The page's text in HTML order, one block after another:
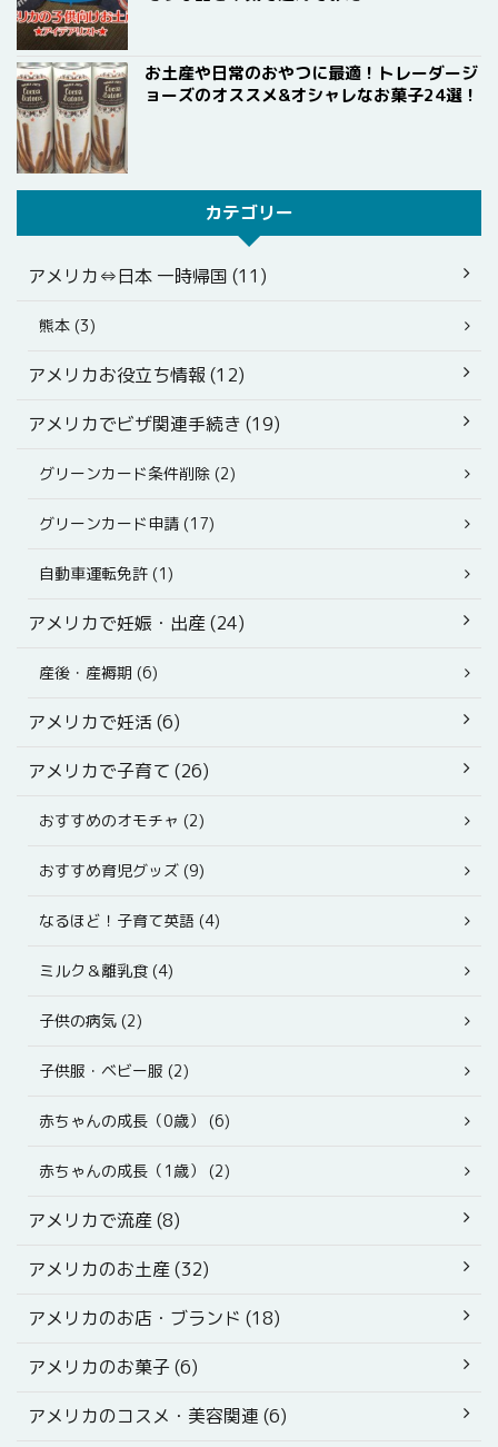
お土産や日常のおやつに最適！トレーダージ
ョーズのオススメ&オシャレなお菓子24選！
カテゴリー
アメリカ⇔日本 一時帰国 (11)
熊本 (3)
アメリカお役立ち情報 (12)
アメリカでビザ関連手続き (19)
グリーンカード条件削除 (2)
グリーンカード申請 (17)
自動車運転免許 (1)
アメリカで妊娠・出産 (24)
産後・産褥期 (6)
アメリカで妊活 (6)
アメリカで子育て (26)
おすすめのオモチャ (2)
おすすめ育児グッズ (9)
なるほど！子育て英語 (4)
ミルク＆離乳食 (4)
子供の病気 (2)
子供服・ベビー服 (2)
赤ちゃんの成長（0歳） (6)
赤ちゃんの成長（1歳） (2)
アメリカで流産 (8)
アメリカのお土産 (32)
アメリカのお店・ブランド (18)
アメリカのお菓子 (6)
アメリカのコスメ・美容関連 (6)